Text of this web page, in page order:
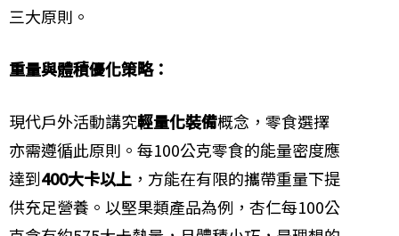
三大原則。
重量與體積優化策略：
現代戶外活動講究輕量化裝備概念，零食選擇
亦需遵循此原則。每100公克零食的能量密度應
達到400大卡以上 ，方能在有限的攜帶重量下提
供充足營養。以堅果類產品為例，杏仁每100公